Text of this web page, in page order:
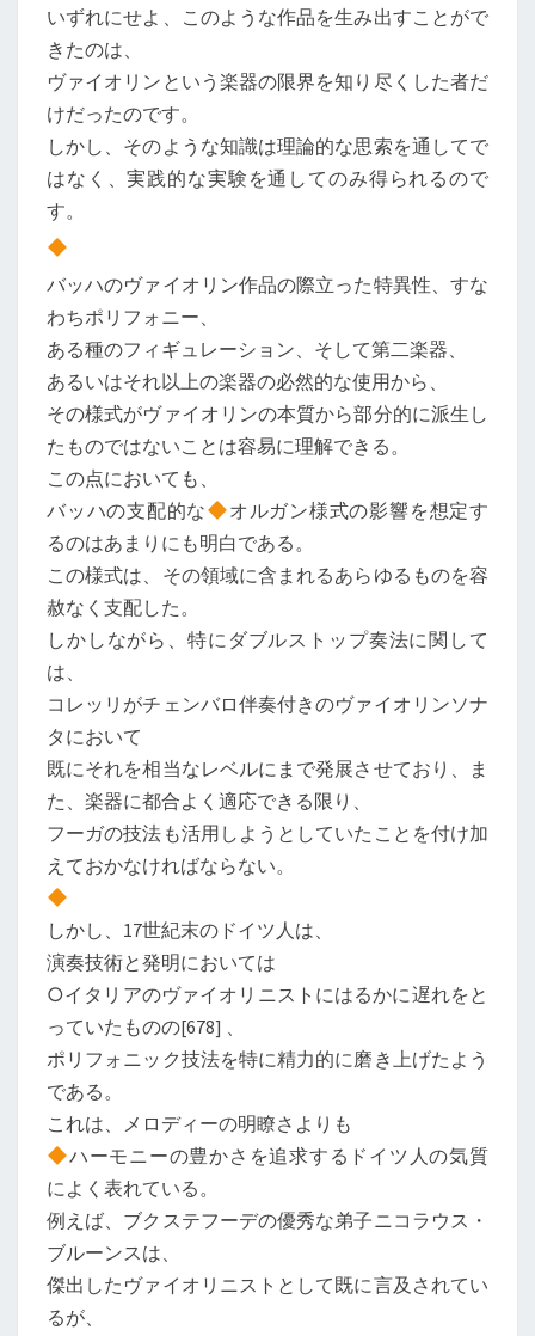
いずれにせよ、このような作品を生み出すことがで
きたのは、
ヴァイオリンという楽器の限界を知り尽くした者だ
けだったのです。
しかし、そのような知識は理論的な思索を通してで
はなく、実践的な実験を通してのみ得られるので
す。
バッハのヴァイオリン作品の際立った特異性、すな
わちポリフォニー、
ある種のフィギュレーション、そして第二楽器、
あるいはそれ以上の楽器の必然的な使用から、
その様式がヴァイオリンの本質から部分的に派生し
たものではないことは容易に理解できる。
この点においても、
バッハの支配的な
オルガン様式の影響を想定す
るのはあまりにも明白である。
この様式は、その領域に含まれるあらゆるものを容
赦なく支配した。
しかしながら、特にダブルストップ奏法に関して
は、
コレッリがチェンバロ伴奏付きのヴァイオリンソナ
タにおいて
既にそれを相当なレベルにまで発展させており、ま
た、楽器に都合よく適応できる限り、
フーガの技法も活用しようとしていたことを付け加
えておかなければならない。
しかし、17世紀末のドイツ人は、
演奏技術と発明においては
○イタリアのヴァイオリニストにはるかに遅れをと
っていたものの[678] 、
ポリフォニック技法を特に精力的に磨き上げたよう
である。
これは、メロディーの明瞭さよりも
ハーモニーの豊かさを追求するドイツ人の気質
によく表れている。
例えば、ブクステフーデの優秀な弟子ニコラウス・
ブルーンスは、
傑出したヴァイオリニストとして既に言及されてい
るが、